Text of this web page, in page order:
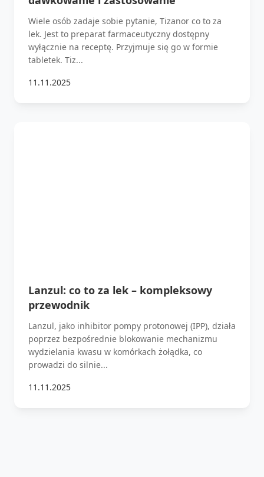
Wiele osób zadaje sobie pytanie, Tizanor co to za
lek. Jest to preparat farmaceutyczny dostępny
wyłącznie na receptę. Przyjmuje się go w formie
tabletek. Tiz...
11.11.2025
Lanzul: co to za lek – kompleksowy
przewodnik
Lanzul, jako inhibitor pompy protonowej (IPP), działa
poprzez bezpośrednie blokowanie mechanizmu
wydzielania kwasu w komórkach żołądka, co
prowadzi do silnie...
11.11.2025